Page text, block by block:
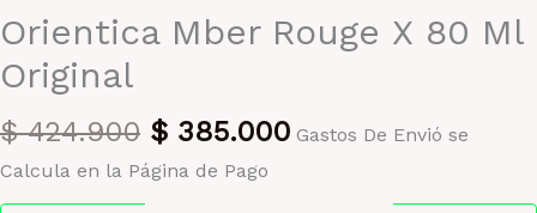
Orientica Mber Rouge X 80 Ml
Original
$424.900 El
precio
$ 385.000El
Gastos De Envió se
Calcula en la Página de Pago